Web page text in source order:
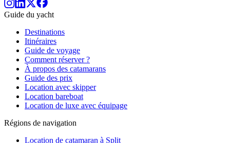
Guide du yacht
Destinations
Itinéraires
Guide de voyage
Comment réserver ?
À propos des catamarans
Guide des prix
Location avec skipper
Location bareboat
Location de luxe avec équipage
Régions de navigation
Location de catamaran à Split